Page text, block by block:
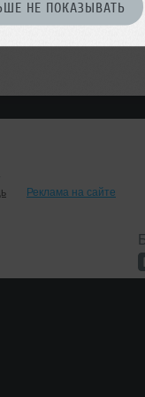
НЕ ПОКАЗЫВАТЬ
Реклама на сайте